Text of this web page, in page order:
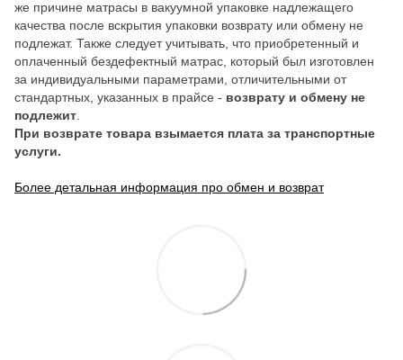
же причине матрасы в вакуумной упаковке надлежащего
качества после вскрытия упаковки возврату или обмену не
подлежат. Также следует учитывать, что приобретенный и
оплаченный бездефектный матрас, который был изготовлен
за индивидуальными параметрами, отличительными от
стандартных, указанных в прайсе - возврату и обмену не
подлежит
При возврате товара взымается плата за транспортные
услуги.
Более детальная информация про обмен и возврат